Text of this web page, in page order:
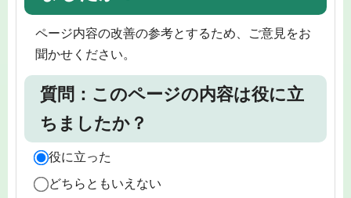
ページ内容の改善の参考とするため、ご意見をお
聞かせください。
質問：このページの内容は役に立
ちましたか？
役に立った
どちらともいえない